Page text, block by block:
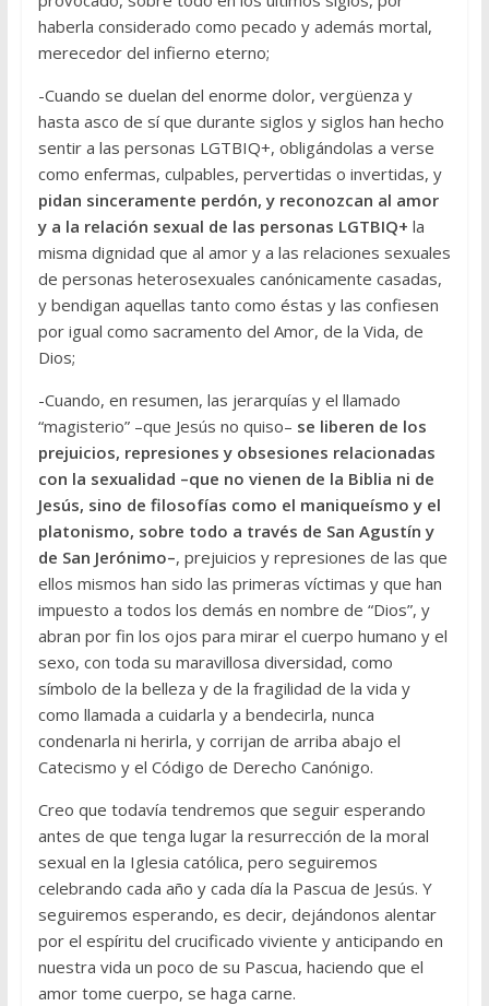
haberla considerado como pecado y además mortal,
merecedor del infierno eterno;
-Cuando se duelan del enorme dolor, vergüenza y
hasta asco de sí que durante siglos y siglos han hecho
sentir a las personas LGTBIQ+, obligándolas a verse
como enfermas, culpables, pervertidas o invertidas, y
pidan sinceramente perdón, y reconozcan al amor
y a la relación sexual de las personas LGTBIQ+ la
misma dignidad que al amor y a las relaciones sexuales
de personas heterosexuales canónicamente casadas,
y bendigan aquellas tanto como éstas y las confiesen
por igual como sacramento del Amor, de la Vida, de
Dios;
-Cuando, en resumen, las jerarquías y el llamado
“magisterio” –que Jesús no quiso– se liberen de los
prejuicios, represiones y obsesiones relacionadas
con la sexualidad –que no vienen de la Biblia ni de
Jesús, sino de filosofías como el maniqueísmo y el
platonismo, sobre todo a través de San Agustín y
de San Jerónimo–, prejuicios y represiones de las que
ellos mismos han sido las primeras víctimas y que han
impuesto a todos los demás en nombre de “Dios”, y
abran por fin los ojos para mirar el cuerpo humano y el
sexo, con toda su maravillosa diversidad, como
símbolo de la belleza y de la fragilidad de la vida y
como llamada a cuidarla y a bendecirla, nunca
condenarla ni herirla, y corrijan de arriba abajo el
Catecismo y el Código de Derecho Canónigo.
Creo que todavía tendremos que seguir esperando
antes de que tenga lugar la resurrección de la moral
sexual en la Iglesia católica, pero seguiremos
celebrando cada año y cada día la Pascua de Jesús. Y
seguiremos esperando, es decir, dejándonos alentar
por el espíritu del crucificado viviente y anticipando en
nuestra vida un poco de su Pascua, haciendo que el
amor tome cuerpo, se haga carne.